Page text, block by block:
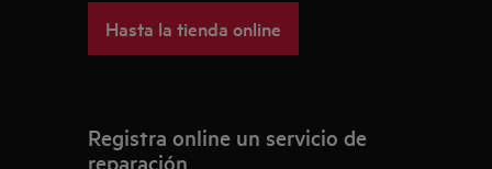
Hasta la tienda online
Registra online un servicio de
reparación